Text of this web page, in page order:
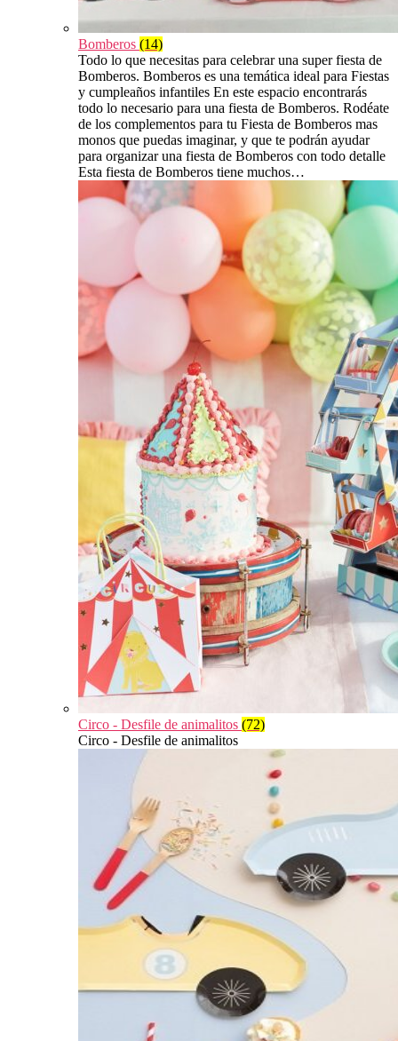
Bomberos (14)
Todo lo que necesitas para celebrar una super fiesta de
Bomberos. Bomberos es una temática ideal para Fiestas
y cumpleaños infantiles En este espacio encontrarás
todo lo necesario para una fiesta de Bomberos. Rodéate
de los complementos para tu Fiesta de Bomberos mas
monos que puedas imaginar, y que te podrán ayudar
para organizar una fiesta de Bomberos con todo detalle
Esta fiesta de Bomberos tiene muchos…
Circo - Desfile de animalitos (72)
Circo - Desfile de animalitos